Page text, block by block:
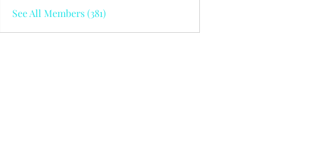
See All Members (381)